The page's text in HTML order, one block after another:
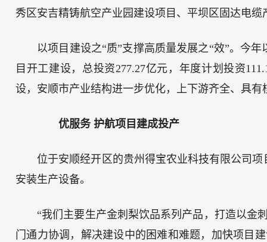
秀区安吉精铸航空产业园建设项目、平坝区固达电
以项目建设之“质”支撑高质量发展之“效”。今
目开工建设，总投资277.27亿元，年度计划投资
设，安顺市产业结构进一步优化，上下游齐全、具
优服务 护航项目建成投产
位于安顺经开区的贵州得宝农业科技有限公司
安装生产设备。
“我们主要生产金刺梨饮品系列产品，打造以金
门通力协调，解决建设中的困难和难题，加快项目